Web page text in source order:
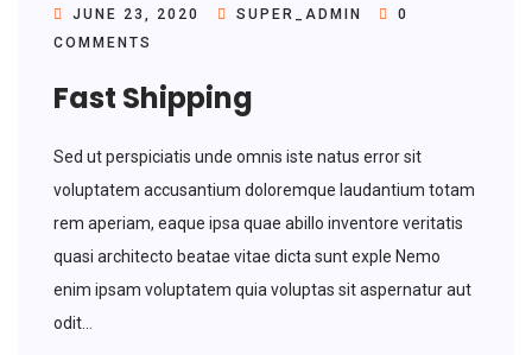
JUNE 23, 2020 SUPER_ADMIN
0
COMMENTS
Fast Shipping
Sed ut perspiciatis unde omnis iste natus error sit
voluptatem accusantium doloremque laudantium totam
rem aperiam, eaque ipsa quae abillo inventore veritatis
quasi architecto beatae vitae dicta sunt exple Nemo
enim ipsam voluptatem quia voluptas sit aspernatur aut
odit...